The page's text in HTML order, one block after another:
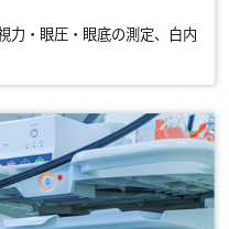
力・眼圧・眼底の測定、白内